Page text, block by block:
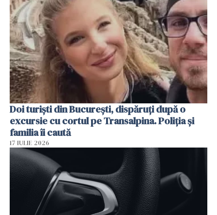
Doi turiști din București, dispăruți după o
excursie cu cortul pe Transalpina. Poliția și
familia îi caută
17 IULIE 2026